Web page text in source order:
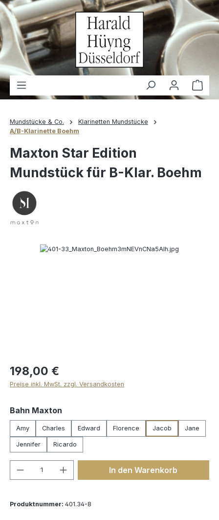
springen
Mundstücke & Co.
Klarinetten Mundstücke
A/B-Klarinette Boehm
Maxton Star Edition
Mundstück für B-Klar. Boehm
Bildergalerie überspringen
198,00 €
Preise inkl. MwSt. zzgl. Versandkosten
Bahn Maxton
Amy Charles Edward Florence Jacob Jane
Jennifer Ricardo
Produkt Anzahl: Gib denIn den Warenkorb
Produktnummer: 401.34-8